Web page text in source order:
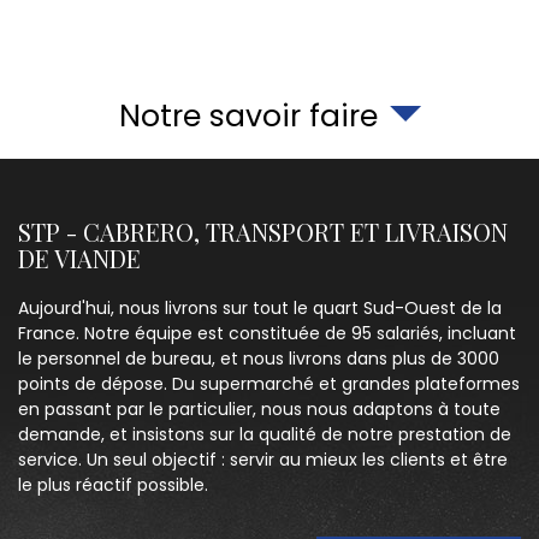
Notre savoir faire
STP - CABRERO, TRANSPORT ET LIVRAISON
DE VIANDE
Aujourd'hui, nous livrons sur tout le quart Sud-Ouest de la
France. Notre équipe est constituée de 95 salariés, incluant
le personnel de bureau, et nous livrons dans plus de 3000
points de dépose. Du supermarché et grandes plateformes
en passant par le particulier, nous nous adaptons à toute
demande, et insistons sur la qualité de notre prestation de
service. Un seul objectif : servir au mieux les clients et être
le plus réactif possible.